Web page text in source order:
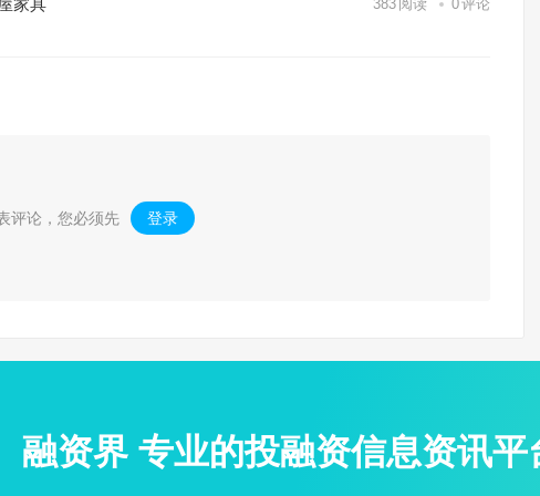
家具 383 阅读 0评论
评论，您必须先 登录 。
融资界 专业的投融资信息资讯平